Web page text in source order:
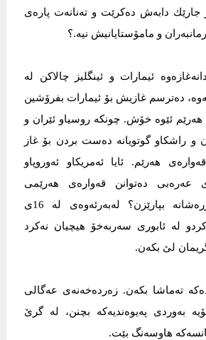
دابەش دەكرێت و تەنانەت پارەی
و مامۆستایانیش نیە.؟
ئیمارات و ئینگلیز چالاكن لە
دەترسم غازیش بۆ ئیمارات بفرۆشین
هەرێم ئێوە خۆش. چونكە روسیاو ئێران و
و راشكاو گوتویانە دەست بردن بۆ غاز
هەرێم. ئایا ئەمریكاو ئەوروپاو
عەرەبی دەتوانن قەوارەی هەرێمی
كوردستان لەم هەڕەشانە بپارێزن؟ لەبەرئەوەی لە 16ی
لە ئابوری سەربەخۆ هیچیان نەكرد
لێ بكەن.
تەماشا بكەن. زەردەخەنەی عەگالی
بەوردی پەیوەندیەكە بچنن، لە گرێ
هاوسەنگ بێت.